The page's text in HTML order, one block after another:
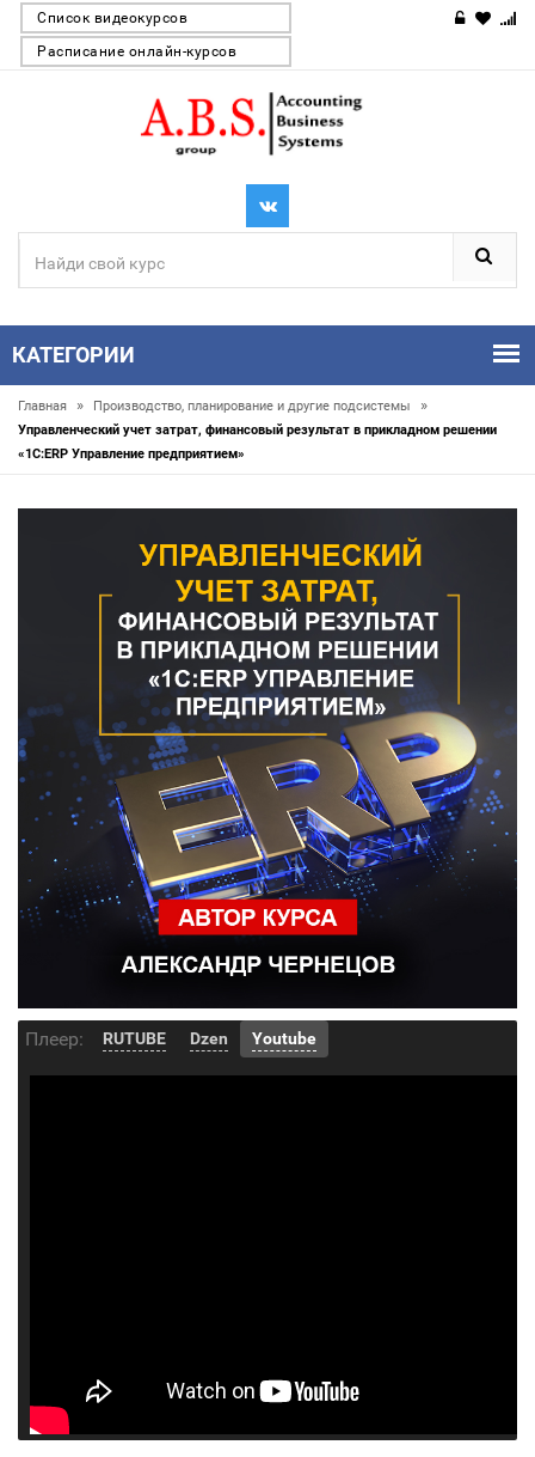
Список видеокурсов
Расписание онлайн-курсов
КАТЕГОРИИ
Главная » Производство, планирование и другие подсистемы »
Управленческий учет затрат, финансовый результат в прикладном решении
«1С:ERP Управление предприятием»
Плеер: RUTUBE Dzen Youtube